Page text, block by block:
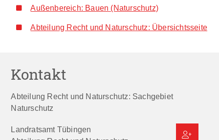
Außenbereich: Bauen (Naturschutz)
Abteilung Recht und Naturschutz: Übersichtsseite
Kontakt
Abteilung Recht und Naturschutz: Sachgebiet
Naturschutz
Landratsamt Tübingen